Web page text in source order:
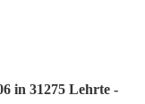
in 31275 Lehrte -